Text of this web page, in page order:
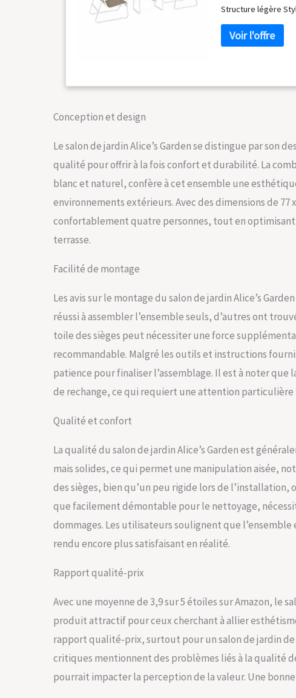
Structure légère
Conception et design
Le salon de jardin Alice’s Garden se distingue par son
qualité pour offrir à la fois confort et durabilité. La
blanc et naturel, confère à cet ensemble une
environnements extérieurs. Avec des dimensions de
confortablement quatre personnes, tout en
terrasse.
Facilité de montage
Les avis sur le montage du salon de jardin Alice’s
réussi à assembler l’ensemble seuls, d’autres ont
toile des sièges peut nécessiter une force
recommandable. Malgré les outils et instructions
patience pour finaliser l’assemblage. Il est à noter
de rechange, ce qui requiert une attention particulière
Qualité et confort
La qualité du salon de jardin Alice’s Garden est
mais solides, ce qui permet une manipulation aisée,
des sièges, bien qu’un peu rigide lors de l’installation,
que facilement démontable pour le nettoyage,
dommages. Les utilisateurs soulignent que
rendu encore plus satisfaisant en réalité.
Rapport qualité-prix
Avec une moyenne de 3,9 sur 5 étoiles sur Amazon, le
produit attractif pour ceux cherchant à allier
rapport qualité-prix, surtout pour un salon de jardin
critiques mentionnent des problèmes liés à la qualité
pourrait impacter la perception de la valeur. Une